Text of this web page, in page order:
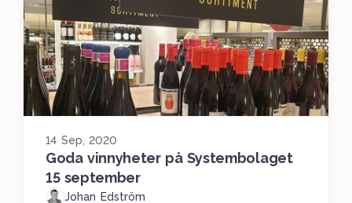
14 Sep, 2020
Goda vinnyheter på Systembolaget
15 september
Johan Edström